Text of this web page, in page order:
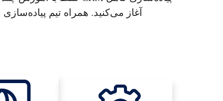
آغاز می‌کنید. همراه تیم